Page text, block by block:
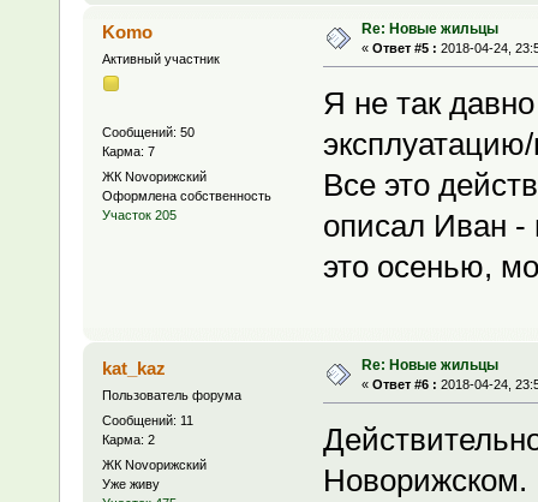
Komo
Активный участник
Сообщений: 50
Карма: 7
ЖК Novoрижский
Оформлена собственность
Участок 205
Re: Новые жильцы
« Ответ #5 : 2018-04-24,
Я не так
Все это
описал Иван
это осенью,
kat_kaz
Пользователь форума
Сообщений: 11
Карма: 2
ЖК Novoрижский
Уже живу
Re: Новые жильцы
« Ответ #6 : 2018-04-24,
Новорижском.